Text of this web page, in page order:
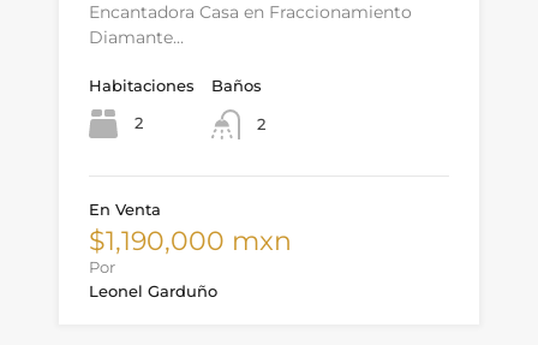
Encantadora Casa en Fraccionamiento
Diamante…
Habitaciones
2
Baños
2
En Venta
$1,190,000 mxn
Por
Leonel Garduño